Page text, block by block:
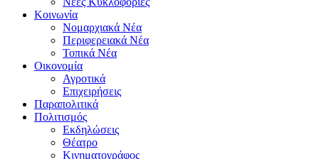
Κοινωνία
Νομαρχιακά Νέα
Περιφερειακά Νέα
Τοπικά Νέα
Οικονομία
Αγροτικά
Επιχειρήσεις
Παραπολιτικά
Πολιτισμός
Εκδηλώσεις
Θέατρο
Κινηματογράφος